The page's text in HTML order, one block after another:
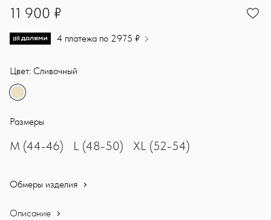
11900
11 900 ₽
4 платежа по 2975 ₽
Цвет: Сливочный
Размеры
M (44-46) L (48-50) XL (52-54)
Обмеры изделия
Описание